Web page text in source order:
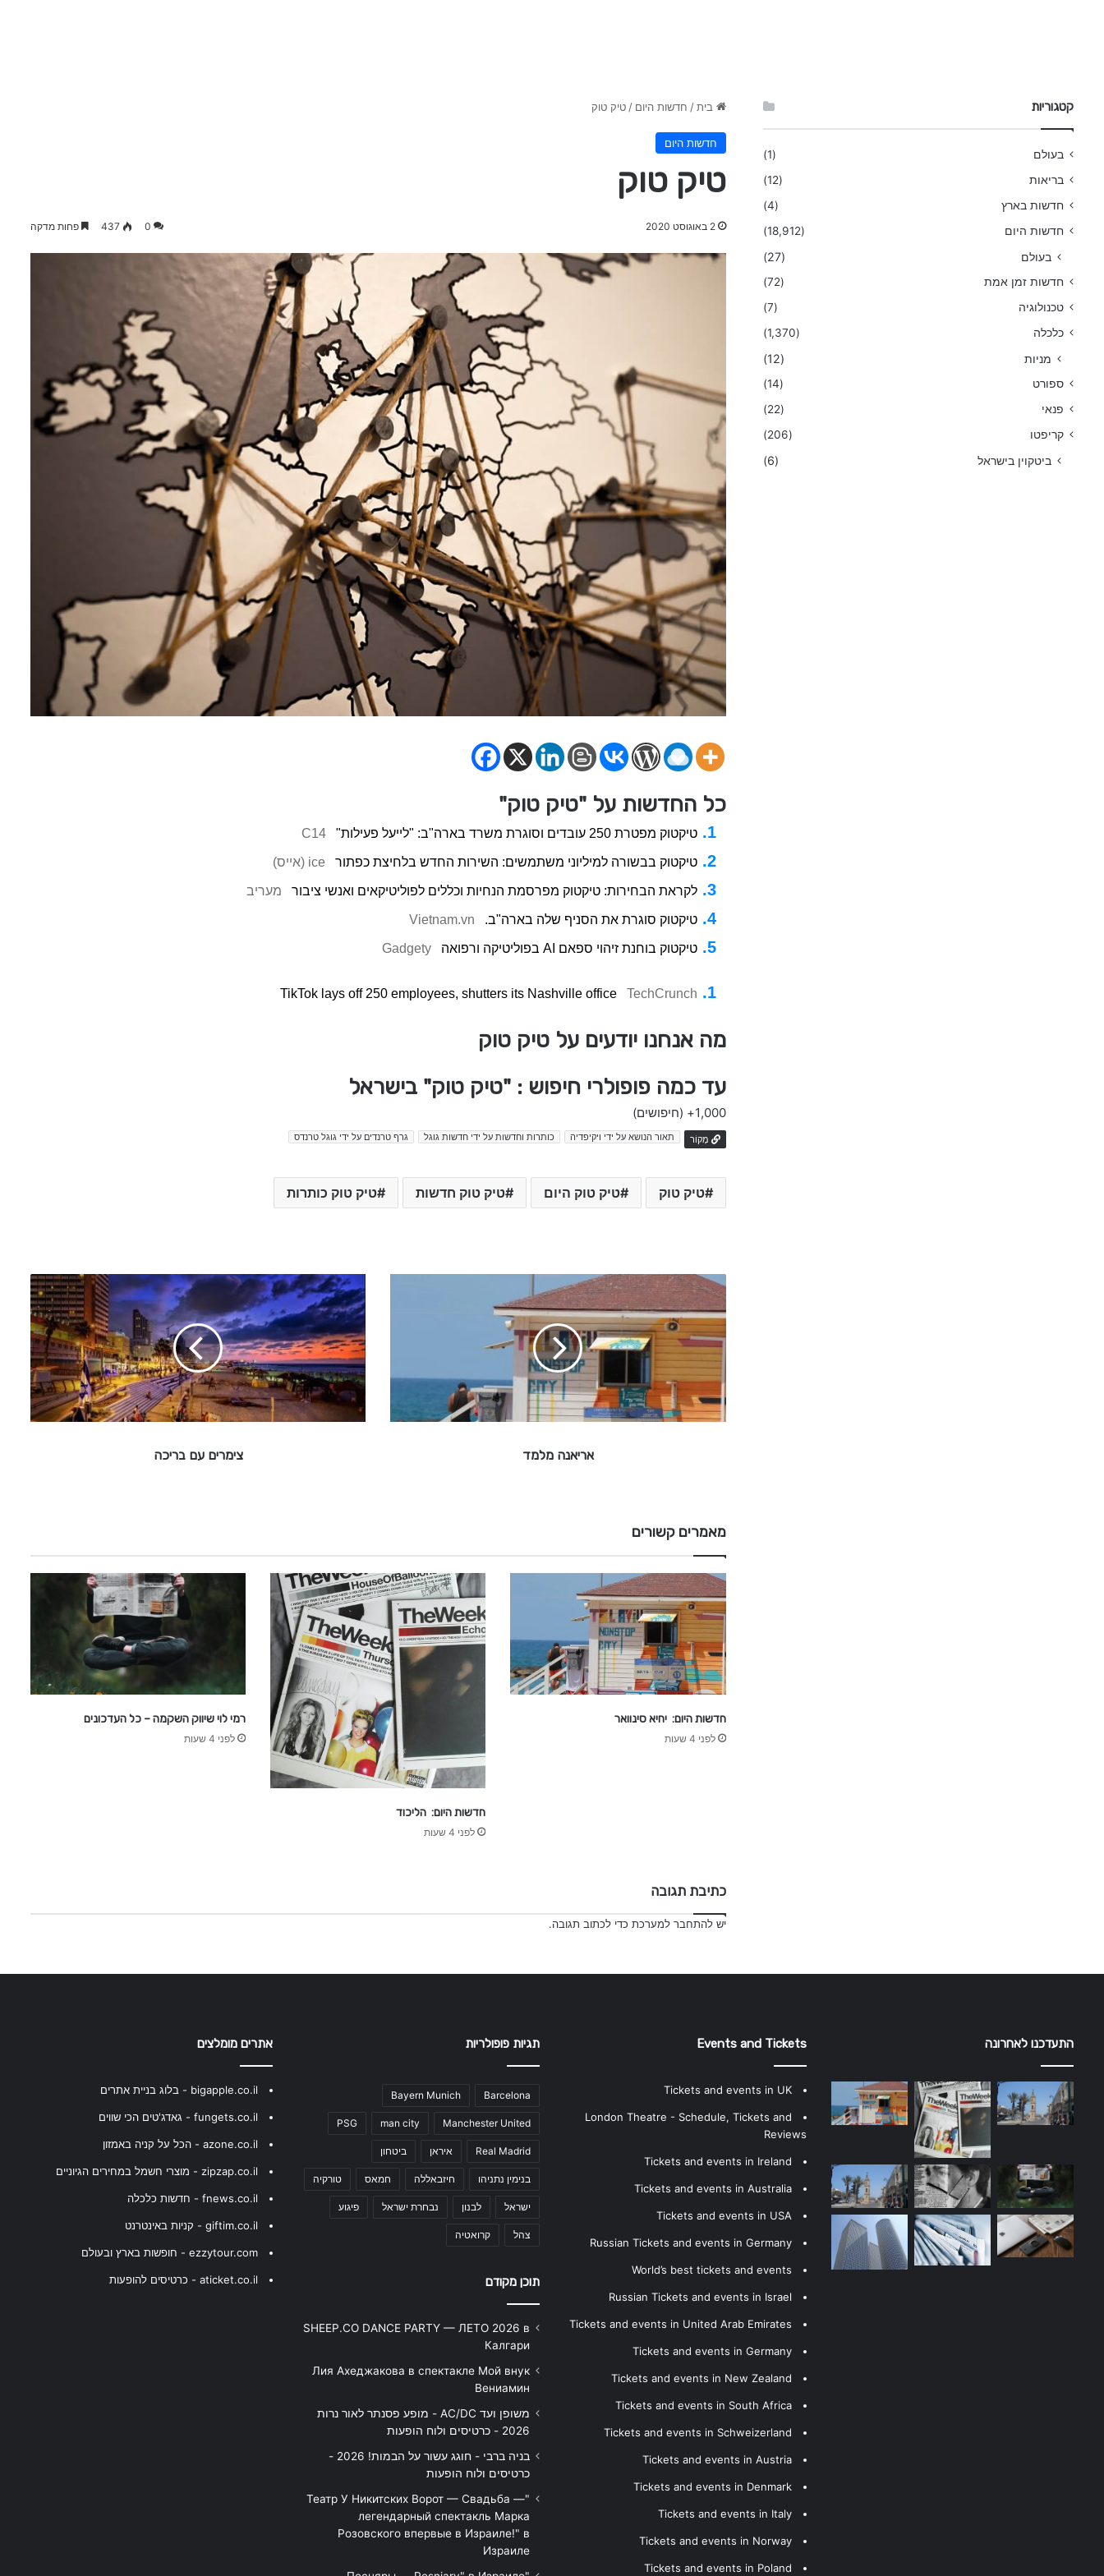
בית / חדשות היום / טיק טוק
חדשות היום
טיק טוק
2 באוגוסט 2020 0
437 פחות מדקה
כל החדשות על "טיק טוק"
טיקטוק מפטרת 250 עובדים וסוגרת משרד בארה"ב: "לייעל פעילות" C14
טיקטוק בבשורה למיליוני משתמשים: השירות החדש בלחיצת כפתור ice (אייס)
לקראת הבחירות: טיקטוק מפרסמת הנחיות וכללים לפוליטיקאים ואנשי ציבור מעריב
טיקטוק סוגרת את הסניף שלה בארה"ב. Vietnam.vn
טיקטוק בוחנת זיהוי ספאם AI בפוליטיקה ורפואה Gadgety
TikTok lays off 250 employees, shutters its Nashville office TechCrunch
מה אנחנו יודעים על טיק טוק
עד כמה פופולרי חיפוש : "טיק טוק" בישראל
1,000+ (חיפושים)
מָקוֹר תאור הנושא על ידי ויקיפדיה כותרות וחדשות על ידי חדשות גוגל גרף טרנדים על ידי גוגל טרנדס
טיק טוק טיק טוק היום טיק טוק חדשות טיק טוק כותרות
א
ר
י
א
נ
ה
מ
ל
מ
אריאנה מלמד
י
מ
ר
י
ם
ע
ב
צימרים עם בריכה
מאמרים קשורים
חדשות היום: יחיא סינוואר
לפני 4 שעות
חדשות היום: הליכוד
לפני 4 שעות
רמי לוי שיווק השקמה – כל העדכונים
לפני 4 שעות
כתיבת תגובה
ישלהתחבר למערכת כדי לכתוב תגובה.
קטגוריות
בעולם
(1)
בריאות
(12)
חדשות בארץ
(4)
חדשות היום
(18,912)
בעולם (27)
חדשות זמן אמת
(72)
טכנולוגיה
(7)
כלכלה
(1,370)
מניות (12)
ספורט
(14)
פנאי
(22)
קריפטו
(206)
ביטקוין בישראל (6)
התעדכנו לאחרונה Events and Tickets
Tickets and events in UK
London Theatre - Schedule, Tickets and
Reviews
Tickets and events in Ireland
Tickets and events in Australia
Tickets and events in USA
Russian Tickets and events in Germany
World’s best tickets and events
Russian Tickets and events in Israel
Tickets and events in United Arab Emirates
Tickets and events in Germany
Tickets and events in New Zealand
Tickets and events in South Africa
Tickets and events in Schweizerland
Tickets and events in Austria
Tickets and events in Denmark
Tickets and events in Italy
Tickets and events in Norway
Tickets and events in Poland
תגיות פופולריות
Barcelona
Bayern Munich
Manchester United
man city
PSG
Real Madrid איראן ביטחון
בנימין נתניהו חיזבאללה חמאס טורקיה
ישראל לבנון נבחרת ישראל פיגוע
צהל קרואטיה
תוכן מקודם
SHEEP.CO DANCE PARTY — ЛЕТО 2026 в
Калгари
Лия Ахеджакова в спектакле Мой внук
Вениамин
משופן ועד AC/DC - מופע פסנתר לאור נרות
2026 - כרטיסים ולוח הופעות
בניה ברבי - חוגג עשור על הבמות! 2026 -
כרטיסים ולוח הופעות
"Театр У Никитских Ворот — Свадьба —
легендарный спектакль Марка
Розовского впервые в Израиле!" в
Израиле
אתרים מומלצים
bigapple.co.il - בלוג בניית אתרים
fungets.co.il - גאדג'טים הכי שווים
azone.co.il - הכל על קניה באמזון
zipzap.co.il - מוצרי חשמל במחירים הגיוניים
fnews.co.il - חדשות כלכלה
giftim.co.il - קניות באינטרנט
ezzytour.com - חופשות בארץ ובעולם
aticket.co.il - כרטיסים להופעות